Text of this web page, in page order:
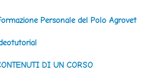
Personale del Polo Agrovet
DI UN CORSO